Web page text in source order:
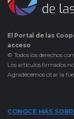
El Portal de las
acceso
© Todos los derechos
Los artículos firmados
Agradecemos citar la
CONOCE MÁS